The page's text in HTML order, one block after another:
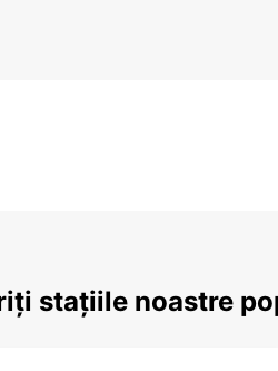
stațiile noastre